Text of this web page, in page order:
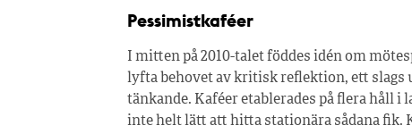
Pessimistkaféer
I mitten på 2010-talet föddes idén om
lyfta behovet av kritisk reflektion, ett
tänkande. Kaféer etablerades på flera håll
inte helt lätt att hitta stationära sådana fik.